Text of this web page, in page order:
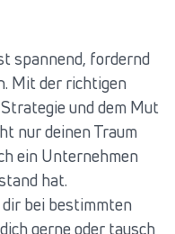
spannend, fordernd
Mit der richtigen
und dem Mut
nur deinen Traum
ein Unternehmen
hat.
bei bestimmten
gerne oder tausch